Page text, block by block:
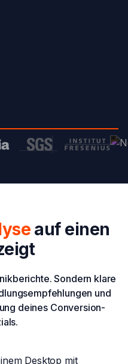
auf einen
Sondern klare
und
deines Conversion-